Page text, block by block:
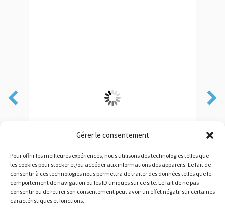
Gérer le consentement
Pour offrir les meilleures expériences, nous utilisons des technologies telles que
les cookies pour stocker et/ou accéder aux informations des appareils. Le fait de
consentir à ces technologies nous permettra de traiter des données telles que le
comportement de navigation ou les ID uniques sur ce site. Le fait de ne pas
consentir ou de retirer son consentement peut avoir un effet négatif sur certaines
caractéristiques et fonctions.